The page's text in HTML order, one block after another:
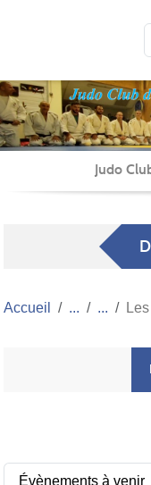
Judo
Accueil
Évènements à venir